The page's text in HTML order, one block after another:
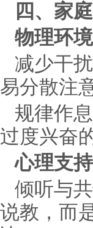
四、家
物理环
减少干
易分散注
规律作
过度兴奋
心理支
倾听与
说教，而